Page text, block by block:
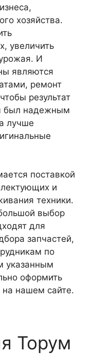
хозяйства.
увеличить
И
являются
ремонт
результат
был надежным
лучше
поставкой
и
техники.
выбор
для
запчастей,
по
указанным
оформить
на нашем сайте.
Торум